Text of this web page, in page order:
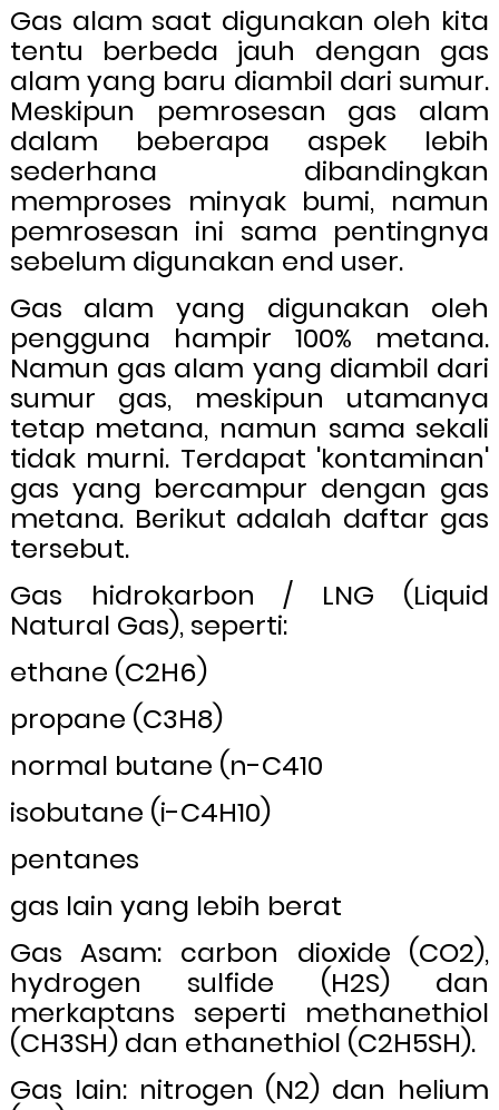
Gas alam saat digunakan oleh kita
tentu berbeda jauh dengan gas
alam yang baru diambil dari sumur.
Meskipun pemrosesan gas alam
dalam beberapa aspek lebih
sederhana dibandingkan
memproses minyak bumi, namun
pemrosesan ini sama pentingnya
sebelum digunakan end user.
Gas alam yang digunakan oleh
pengguna hampir 100% metana.
Namun gas alam yang diambil dari
sumur gas, meskipun utamanya
tetap metana, namun sama sekali
tidak murni. Terdapat 'kontaminan'
gas yang bercampur dengan gas
metana. Berikut adalah daftar gas
tersebut.
Gas hidrokarbon / LNG (Liquid
Natural Gas), seperti:
ethane (C2H6)
propane (C3H8)
normal butane (n-C410
isobutane (i-C4H10)
pentanes
gas lain yang lebih berat
Gas Asam: carbon dioxide (CO2),
hydrogen sulfide (H2S) dan
merkaptans seperti methanethiol
(CH3SH) dan ethanethiol (C2H5SH).
Gas lain: nitrogen (N2) dan helium